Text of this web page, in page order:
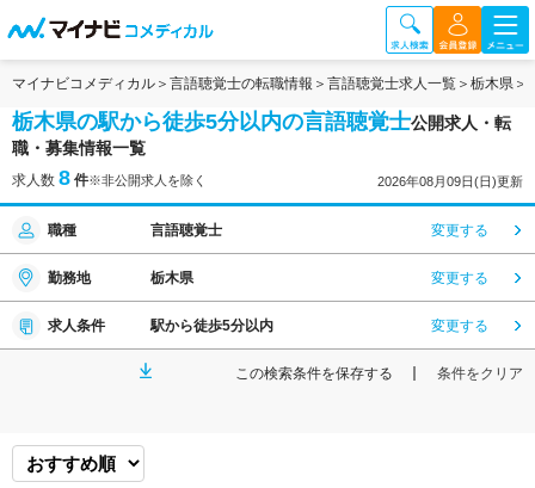
マイナビコメディカル 言語聴覚士の転職情報 言語聴覚士求人一覧 栃木県
栃木県の駅から徒歩5分以内の言語聴覚士公開求人・転
職・募集情報一覧
求人数 8 件※非公開求人を除く 2026年08月09日(日)更新
職種 言語聴覚士 変更する
勤務地 栃木県 変更する
求人条件 駅から徒歩5分以内 変更する
この検索条件を保存する 条件をクリア